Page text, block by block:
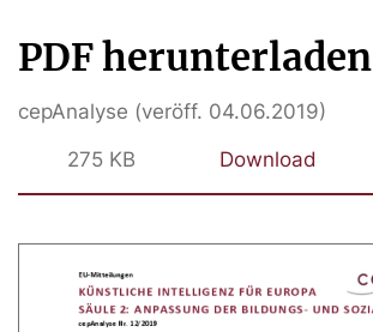
PDF herunterladen
cepAnalyse (veröff. 04.06.2019)
275 KB Download